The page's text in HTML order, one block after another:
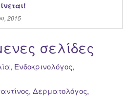
2015
σελίδες
Ενδοκρινολόγος,
Δερματολόγος,